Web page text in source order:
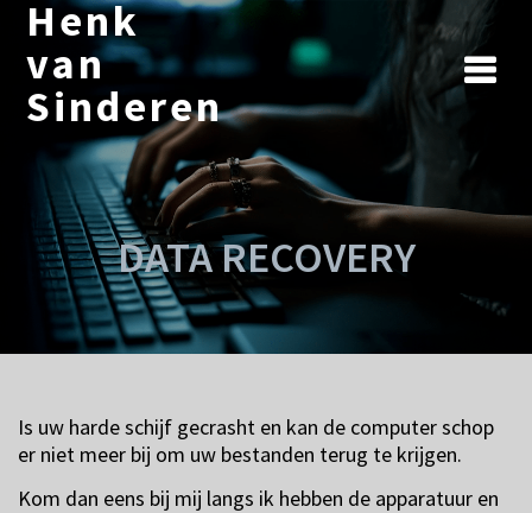
Ga
naar
Henk
van
Sinderen
DATA RECOVERY
Is uw harde schijf gecrasht en kan de computer schop
er niet meer bij om uw bestanden terug te krijgen.
Kom dan eens bij mij langs ik hebben de apparatuur en